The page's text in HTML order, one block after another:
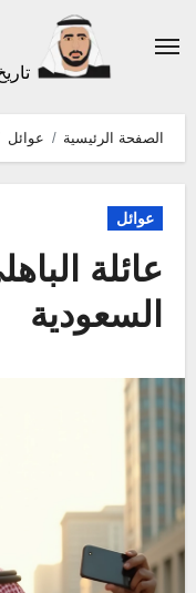
إلى
الصفحة الرئيسية عوائل
عوائل
عائلة
السعودية